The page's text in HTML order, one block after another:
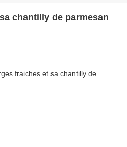
chantilly de parmesan